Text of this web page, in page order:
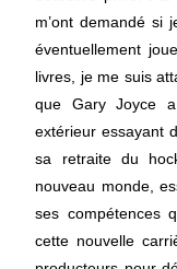
m’ont demandé si
éventuellement
livres, je me suis
que Gary Joyce
extérieur essayant
sa retraite du
nouveau monde,
ses compétences
cette nouvelle